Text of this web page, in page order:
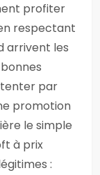
profiter
respectant
arrivent les
tenter par
promotion
le simple
à prix
: